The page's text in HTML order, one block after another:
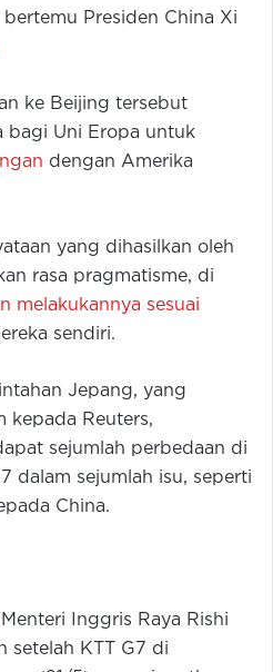
Presiden China Xi
ke Beijing tersebut
bagi Uni Eropa untuk
dengan Amerika
yang dihasilkan oleh
rasa pragmatisme, di
melakukannya sesuai
sendiri.
Jepang, yang
kepada Reuters,
sejumlah perbedaan di
dalam sejumlah isu, seperti
China.
Inggris Raya Rishi
setelah KTT G7 di